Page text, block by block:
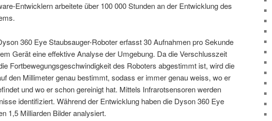
Entwicklern arbeitete über 100 000 Stunden an der Entwicklung des
360 Eye Staubsauger-Roboter erfasst 30 Aufnahmen pro Sekunde
Gerät eine effektive Analyse der Umgebung. Da die Verschlusszeit
Fortbewegungsgeschwindigkeit des Roboters abgestimmt ist, wird die
den Millimeter genau bestimmt, sodass er immer genau weiss, wo er
und wo er schon gereinigt hat. Mittels Infrarotsensoren werden
identifiziert. Während der Entwicklung haben die Dyson 360 Eye
1,5 Milliarden Bilder analysiert.